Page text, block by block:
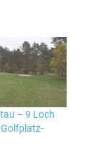
– 9 Loch